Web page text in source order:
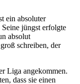
ein absoluter
jüngst erfolgte
absolut
schreiben, der
Liga angekommen.
dass sie einen